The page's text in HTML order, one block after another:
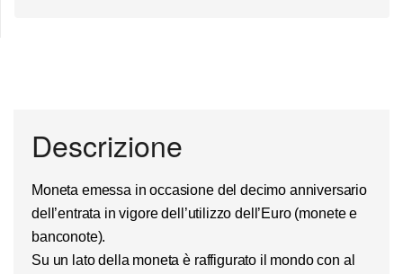
Descrizione
Moneta emessa in occasione del decimo anniversario
dell’entrata in vigore dell’utilizzo dell’Euro (monete e
banconote).
Su un lato della moneta è raffigurato il mondo con al